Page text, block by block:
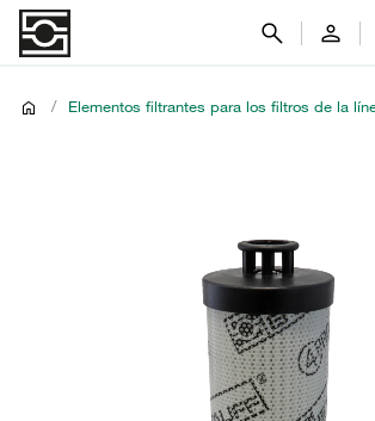
/ Elementos filtrantes para los filtros de la